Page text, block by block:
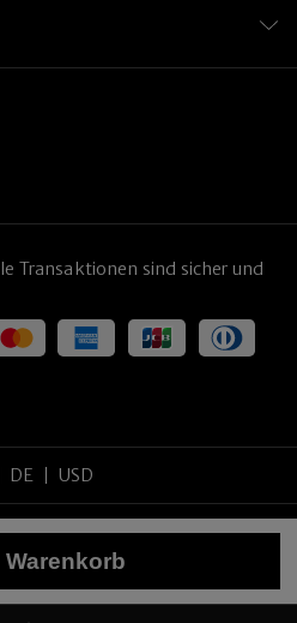
Transaktionen sind sicher und
DE USD
.Alle Rechte vorbehalten.
Nutzungsbedingungen
Warenkorb